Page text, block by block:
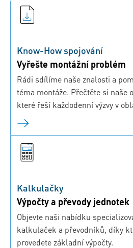
Know-How spojování
Vyřešte montážní problém
Rádi sdílíme naše znalosti a
téma montáže. Přečtěte si naše
které řeší každodenní výzvy v
Kalkulačky
Výpočty a převody jednotek
Objevte naši nabídku
kalkulaček a převodníků, díky
provedete základní výpočty.